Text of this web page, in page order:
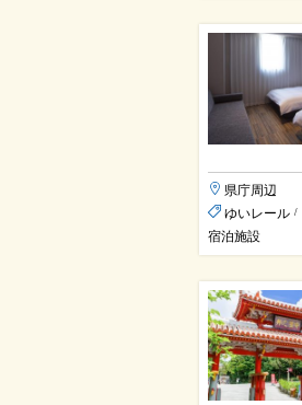
県庁周辺
ゆいレール /
宿泊施設